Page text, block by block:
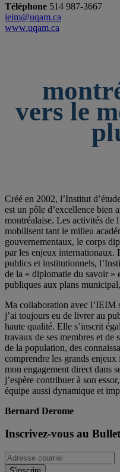
Téléphone 514 987-3667
ieim@uqam.ca
www.uqam.ca
vers le
Créé en 2002, l’Institut
est un pôle d’excellence bien
montréalaise. Les activités de
mobilisent tant le milieu
gouvernementaux, le corps
par les enjeux internationaux.
publics et institutionnels,
de la « diplomatie du savoir »
publiques aux plans
Ma collaboration avec l’IEIM
j’ai toujours eu de livrer au
haute qualité. Elle s’inscrit
travaux de ses membres et de
de la population, des
comprendre les grands
mon engagement direct dans
j’espère contribuer à son
équipe aussi dynamique et
Bernard Derome
Inscrivez-vous au